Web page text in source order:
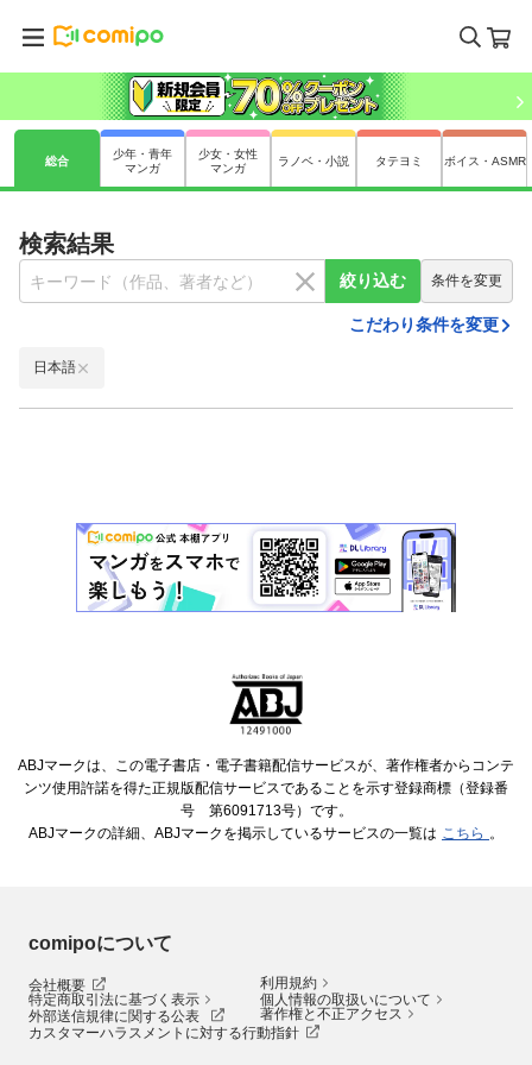
総合
少年・青年
マンガ
少女・女性
マンガ
ラノベ・小説 タテヨミ ボイス・ASMR
検索結果
絞り込む 条件を変更
こだわり条件を変更
日本語
ABJマークは、この電子書店・電子書籍配信サービスが、著作権者からコンテ
ンツ使用許諾を得た正規版配信サービスであることを示す登録商標（登録番
号 第6091713号）です。
ABJマークの詳細、ABJマークを掲示しているサービスの一覧は こちら 。
comipoについて
会社概要
利用規約
特定商取引法に基づく表示
個人情報の取扱いについて
外部送信規律に関する公表
著作権と不正アクセス
カスタマーハラスメントに対する行動指針